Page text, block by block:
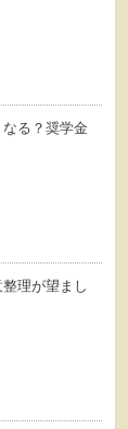
る？奨学金
理が望まし